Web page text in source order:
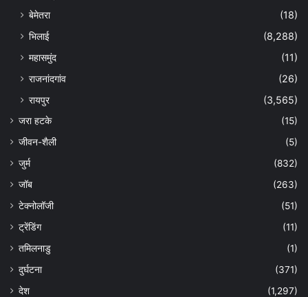
बेमेतरा
(18)
भिलाई
(8,288)
महासमुंद
(11)
राजनांदगांव
(26)
रायपुर
(3,565)
जरा हटके
(15)
जीवन-शैली
(5)
जुर्म
(832)
जॉब
(263)
टेक्नोलॉजी
(51)
ट्रेंडिंग
(11)
तमिलनाडु
(1)
दुर्घटना
(371)
देश
(1,297)